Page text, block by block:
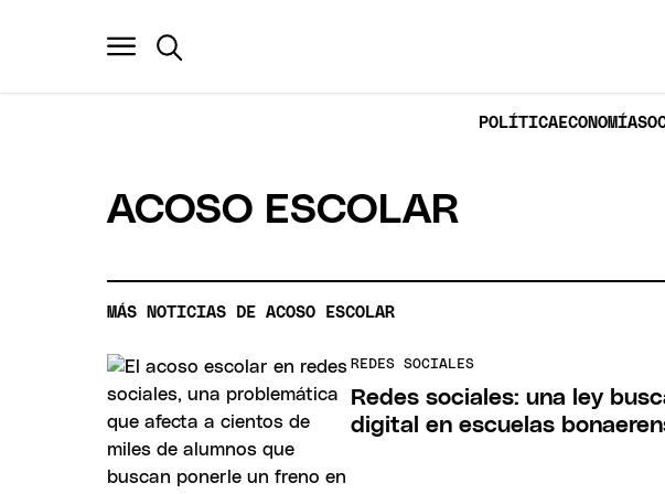
POLÍTICAECONOMÍA
ACOSO ESCOLAR
MÁS NOTICIAS DE ACOSO ESCOLAR
REDES SOCIALES
Redes sociales: una ley
digital en escuelas